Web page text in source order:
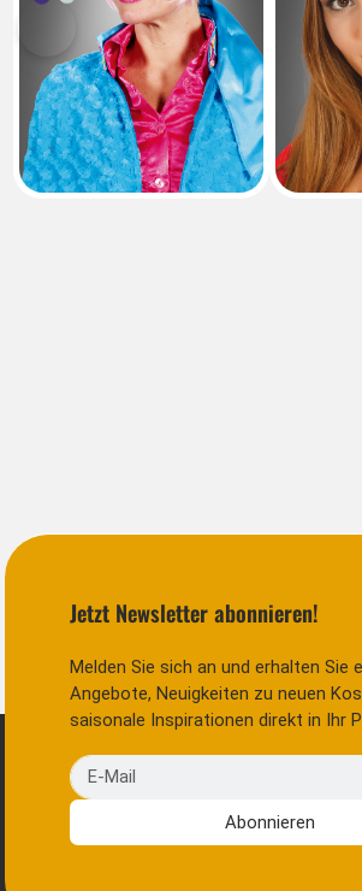
Vorherige
Jetzt Newsletter abonnieren!
Melden Sie sich an und erhalten Sie
Angebote, Neuigkeiten zu neuen
saisonale Inspirationen direkt in Ihr
E-Mail
Abonnieren